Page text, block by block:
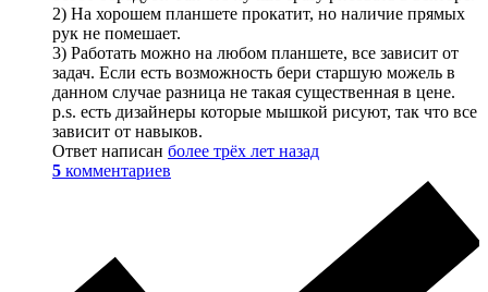
2) На хорошем планшете прокатит, но наличие прямых
рук не помешает.
3) Работать можно на любом планшете, все зависит от
задач. Если есть возможность бери старшую можель в
данном случае разница не такая существенная в цене.
p.s. есть дизайнеры которые мышкой рисуют, так что все
зависит от навыков.
Ответ написан более трёх лет назад
5 комментариев